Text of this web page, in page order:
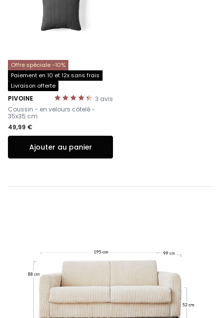
Offre spéciale -10%
Paiement en 10 et 12x sans frais
Livraison offerte
3 avis
PIVOINE
-
Coussin - en velours côtelé -
35x35 cm
49,99 €
Ajouter au panier